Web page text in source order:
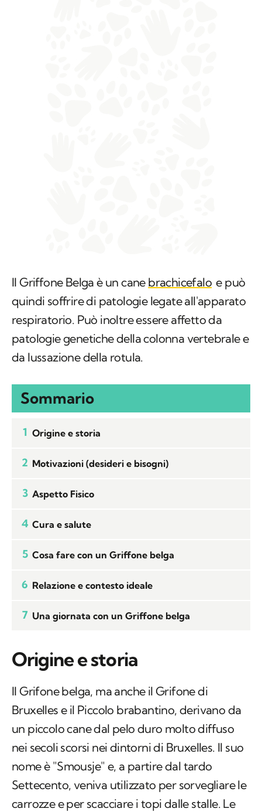
Il Griffone Belga è un cane brachicefalo e può
quindi soffrire di patologie legate all'apparato
respiratorio. Può inoltre essere affetto da
patologie genetiche della colonna vertebrale e
da lussazione della rotula.
Sommario
1 Origine e storia
2 Motivazioni (desideri e bisogni)
3 Aspetto Fisico
4 Cura e salute
5 Cosa fare con un Griffone belga
6 Relazione e contesto ideale
7 Una giornata con un Griffone belga
Origine e storia
Il Grifone belga, ma anche il Grifone di
Bruxelles e il Piccolo brabantino, derivano da
un piccolo cane dal pelo duro molto diffuso
nei secoli scorsi nei dintorni di Bruxelles. Il suo
nome è "Smousje" e, a partire dal tardo
Settecento, veniva utilizzato per sorvegliare le
carrozze e per scacciare i topi dalle stalle. Le